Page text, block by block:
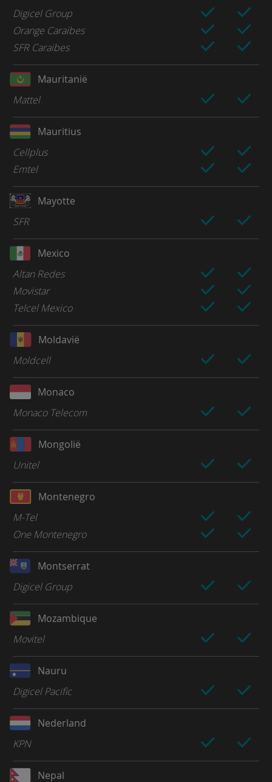
Digicel Group
Orange Caraibes
SFR Caraibes
Mauritanië
Mattel
Mauritius
Cellplus
Emtel
Mayotte
SFR
Mexico
Altan Redes
Movistar
Telcel Mexico
Moldavië
Moldcell
Monaco
Monaco Telecom
Mongolië
Unitel
Montenegro
M-Tel
One Montenegro
Montserrat
Digicel Group
Mozambique
Movitel
Nauru
Digicel Pacific
Nederland
KPN
Nepal